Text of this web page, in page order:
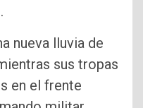
nueva lluvia de
sus tropas
en el frente